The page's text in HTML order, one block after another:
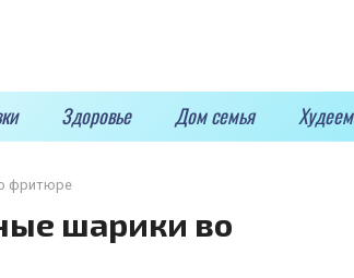
Здоровье Дом семья Худеем
фритюре
шарики во